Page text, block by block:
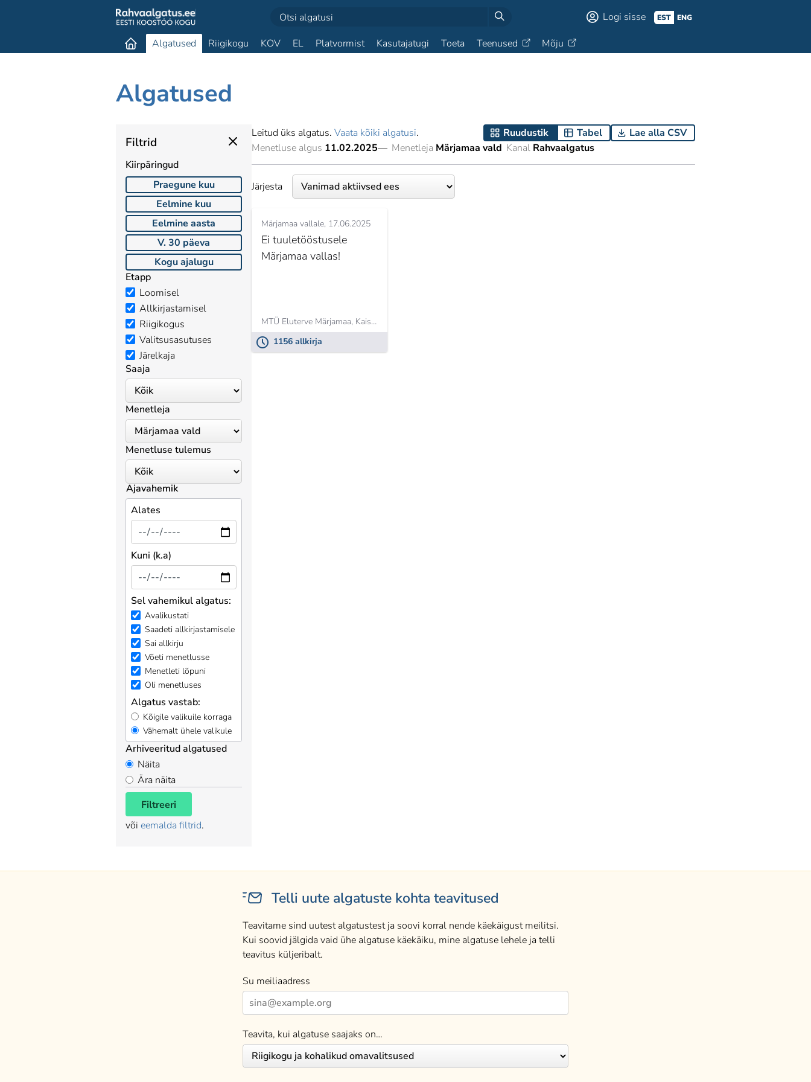
Logi sisse EST ENG
Algatused Riigikogu KOV EL Platvormist Kasutajatugi Toeta Teenused Mõju
Algatused
Filtrid
Kiirpäringud
Praegune kuu
Eelmine kuu
Eelmine aasta
V. 30 päeva
Kogu ajalugu
Etapp
Loomisel
Allkirjastamisel
Riigikogus
Valitsusasutuses
Järelkaja
Saaja
Menetleja
Menetluse tulemus
Ajavahemik
Alates
Kuni (k.a)
Sel vahemikul algatus:
Avalikustati
Saadeti allkirjastamisele
Sai allkirju
Võeti menetlusse
Menetleti lõpuni
Oli menetluses
Algatus vastab:
Kõigile valikuile korraga
Vähemalt ühele valikule
Arhiveeritud algatused
Näita
Ära näita
Filtreeri
või eemalda filtrid.
Leitud üks algatus. Vaata kõiki algatusi. Ruudustik Tabel
Lae alla CSV
Menetluse algus 11.02.2025— Menetleja Märjamaa vald Kanal Rahvaalgatus
Järjesta
Märjamaa vallale 17.06.2025
Ei tuuletööstusele
Märjamaa vallas!
MTÜ Eluterve Märjamaa, Kaisa Mokrous
1156 allkirja
Telli uute algatuste kohta teavitused
Teavitame sind uutest algatustest ja soovi korral nende käekäigust meilitsi.
Kui soovid jälgida vaid ühe algatuse käekäiku, mine algatuse lehele ja telli
teavitus küljeribalt.
Su meiliaadress
Teavita, kui algatuse saajaks on…